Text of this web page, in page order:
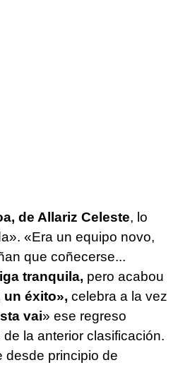
de Allariz Celeste, lo
«Era un equipo novo,
que coñecerse...
tranquila, pero acabou
un éxito», celebra a la vez
vai» ese regreso
la anterior clasificación.
desde principio de